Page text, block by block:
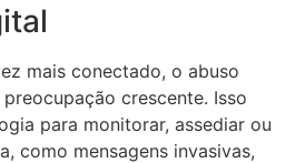
mais conectado, o abuso
crescente. Isso
para monitorar, assediar ou
como mensagens invasivas,